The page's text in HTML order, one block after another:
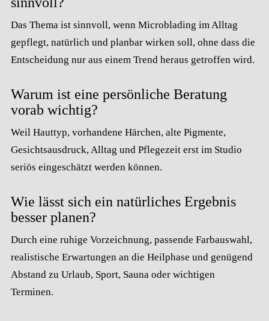
Das Thema ist sinnvoll, wenn Microblading im Alltag
gepflegt, natürlich und planbar wirken soll, ohne dass die
Entscheidung nur aus einem Trend heraus getroffen wird.
Warum ist eine persönliche Beratung
vorab wichtig?
Weil Hauttyp, vorhandene Härchen, alte Pigmente,
Gesichtsausdruck, Alltag und Pflegezeit erst im Studio
seriös eingeschätzt werden können.
Wie lässt sich ein natürliches Ergebnis
besser planen?
Durch eine ruhige Vorzeichnung, passende Farbauswahl,
realistische Erwartungen an die Heilphase und genügend
Abstand zu Urlaub, Sport, Sauna oder wichtigen
Terminen.